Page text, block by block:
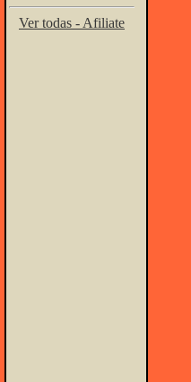
Ver todas - Afiliate